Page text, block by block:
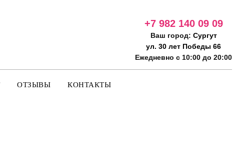
+7 982 140 09 09
Ваш город: Сургут
ул. 30 лет Победы 66
Ежедневно с 10:00 до 20:00
ОТЗЫВЫ КОНТАКТЫ